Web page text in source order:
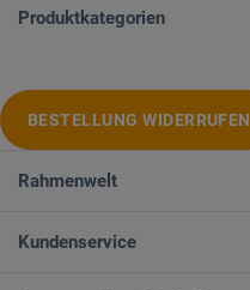
Produktkategorien
BESTELLUNG WIDERRUFEN
Rahmenwelt
Kundenservice